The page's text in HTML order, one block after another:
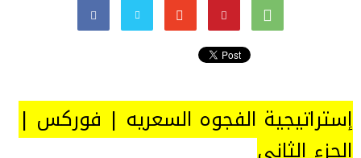
إستراتيجية الفجوه السعريه | فوركس |